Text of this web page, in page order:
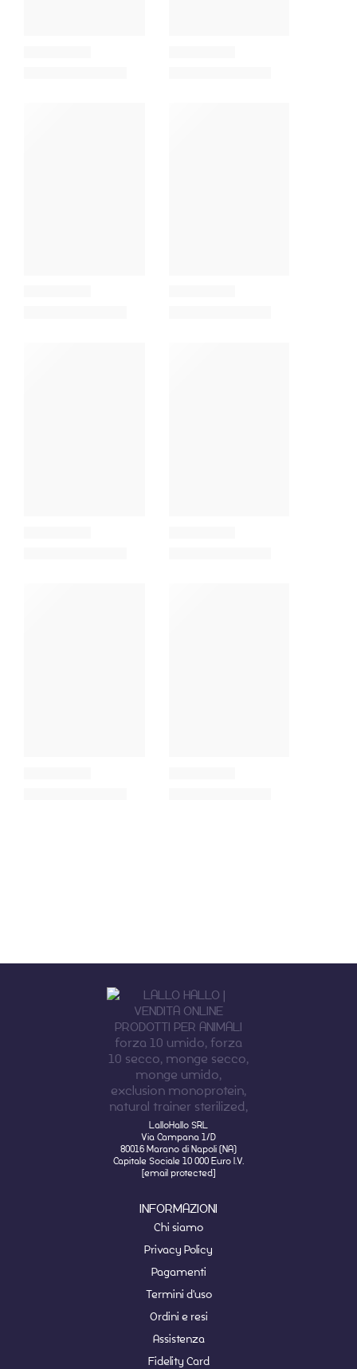
LalloHallo SRL
Via Campana 1/D
80016 Marano di Napoli (NA)
Capitale Sociale 10 000 Euro I.V.
[email protected]
INFORMAZIONI
Chi siamo
Privacy Policy
Pagamenti
Termini d'uso
Ordini e resi
Assistenza
Fidelity Card